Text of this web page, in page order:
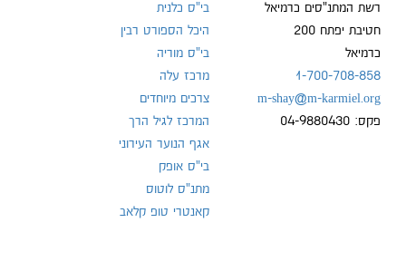
רשת המתנ"סים כרמיאל
חטיבת יפתח 200
כרמיאל
1-700-708-858
m-shay@m-karmiel.org
פקס: 04-9880430
בי"ס כלנית
היכל הספורט רבין
בי"ס מוריה
מרכז עלה
צרכים מיוחדים
המרכז לגיל הרך
אגף הנוער העירוני
בי"ס אופק
מתנ"ס לוטוס
קאנטרי טופ קלאב